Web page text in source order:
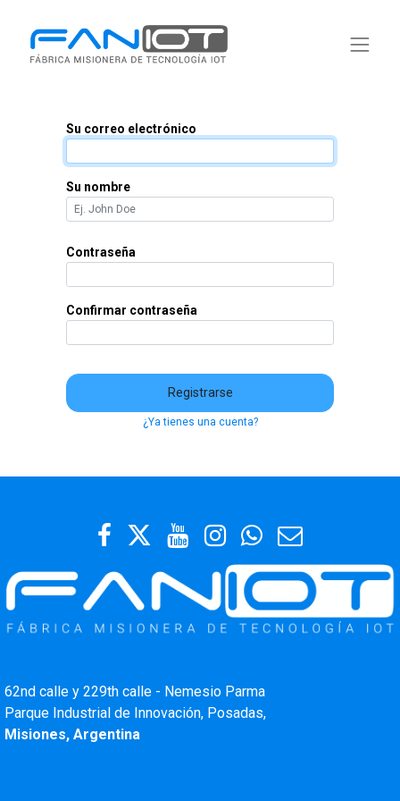
Su correo electrónico
Su nombre
Contraseña
Confirmar contraseña
Registrarse
¿Ya tienes una cuenta?
62nd calle y 229th calle - Nemesio Parma
Parque Industrial de Innovación, Posadas,
Misiones, Argentina